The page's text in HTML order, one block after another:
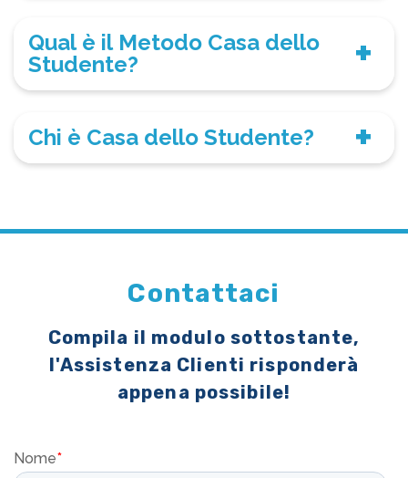
Qual è il Metodo Casa dello
Studente?
Chi è Casa dello Studente?
Contattaci
Compila il modulo sottostante,
l'Assistenza Clienti risponderà
appena possibile!